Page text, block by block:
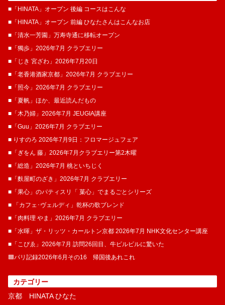
■「HINATA」オープン 後編 コースはこんな
■「HINATA」オープン 前編 ひなたさんはこんなお店
■「清水一芳園」万寿寺通に移転オープン
■「獨歩」2026年7月 クラブエリー
■「じき 宮ざわ」2026年7月20日
■「老香港酒家京都」2026年7月 クラブエリー
■「照今」2026年7月 クラブエリー
■「夏帆」ほか、最近読んだもの
■「木乃婦」2026年7月 JEUGIA講座
■「Guu」2026年7月 クラブエリー
■ りすのろ 2026年7月9日：フロマージュフェア
■「ぎをん 藤」2026年7月クラブエリー第2木曜
■「総造」2026年7月 桃といちじく
■「麩屋町のざき」2026年7月 クラブエリー
■「果心」のパティスリ「 菓​心」でまるごとシリーズ
■ 「カフェ･ヴェルディ」乾杯の歌ブレンド
■「肉料理 やま」2026年7月 クラブエリー
■「水暉」ザ・リッツ・カールトン京都 2026年7月 NHK文化センター講座
■「こぴゑ」2026年7月 訪問26回目、牛ピルピルに驚いた
🟦パリ記録2026年6月その16 帰国後あれこれ
カテゴリー
京都 HINATA ひなた